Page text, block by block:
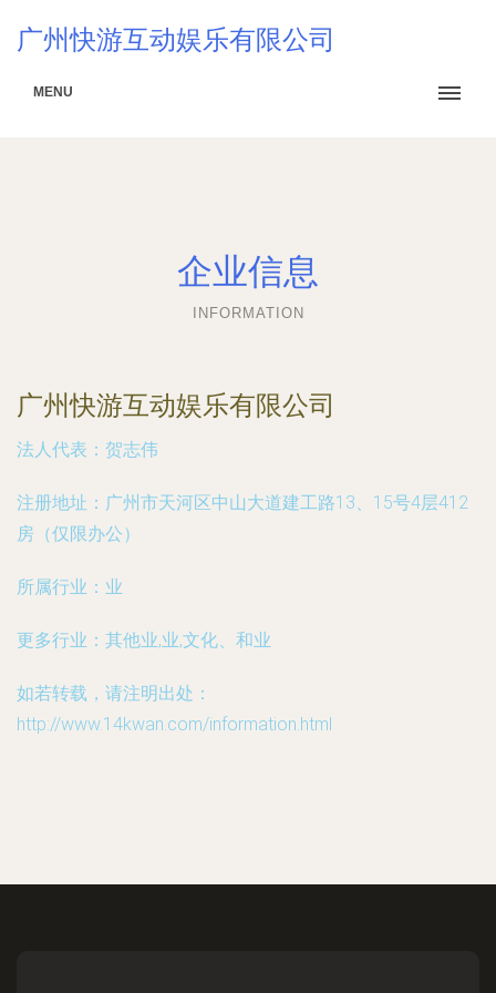
广州快游互动娱乐有限公司
MENU
企业信息
INFORMATION
广州快游互动娱乐有限公司
法人代表： 贺志伟
注册地址： 广州市天河区中山大道建工路13、15号4层412
房（仅限办公）
所属行业： 业
更多行业： 其他业,业,文化、和业
如若转载，请注明出处：
http://www.14kwan.com/information.html